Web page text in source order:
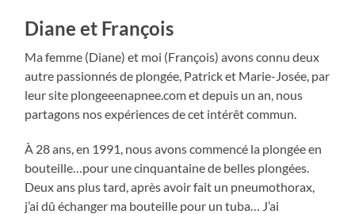
Diane et François
Ma femme (Diane) et moi (François) avons connu deux
autre passionnés de plongée, Patrick et Marie-Josée, par
leur site plongeeenapnee.com et depuis un an, nous
partagons nos expériences de cet intérêt commun.
À 28 ans, en 1991, nous avons commencé la plongée en
bouteille…pour une cinquantaine de belles plongées.
Deux ans plus tard, après avoir fait un pneumothorax,
j’ai dû échanger ma bouteille pour un tuba… J’ai